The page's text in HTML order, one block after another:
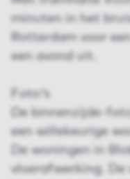
minuten in het
Rotterdam voor
een avond uit.
Foto's
De binnenzijde-
een willekeurige
De woningen in
vloerafwerking. De